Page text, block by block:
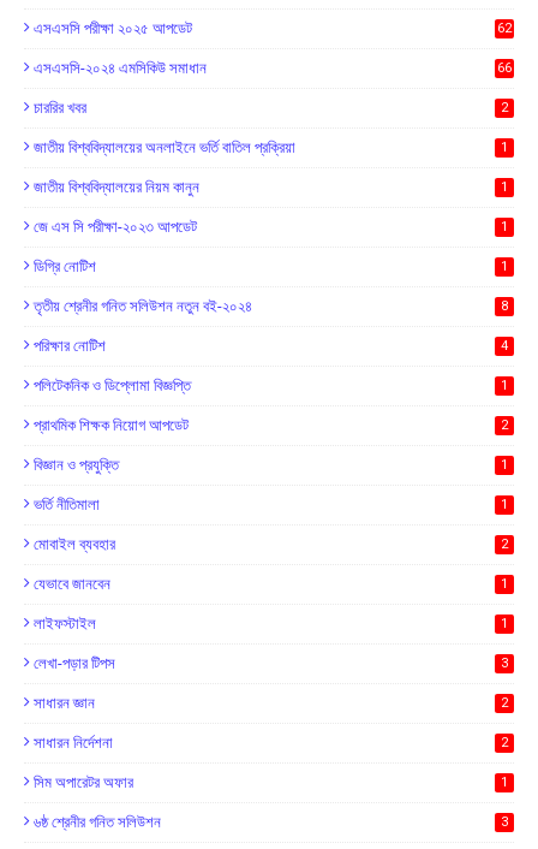
এসএসসি পরীক্ষা ২০২৫ আপডেট 62
এসএসসি-২০২৪ এমসিকিউ সমাধান 66
চাররির খবর 2
জাতীয় বিশ্ববিদ্যালয়ের অনলাইনে ভর্তি বাতিল প্রক্রিয়া 1
জাতীয় বিশ্ববিদ্যালয়ের নিয়ম কানুন 1
জে এস সি পরীক্ষা-২০২৩ আপডেট 1
ডিগ্রি নোটিশ 1
তৃতীয় শ্রেনীর গনিত সলিউশন নতুন বই-২০২৪ 8
পরিক্ষার নোটিশ 4
পলিটেকনিক ও ডিপ্লোমা বিজ্ঞপ্তি 1
প্রাথমিক শিক্ষক নিয়োগ আপডেট 2
বিজ্ঞান ও প্রযুক্তি 1
ভর্তি নীতিমালা 1
মোবাইল ব্যবহার 2
যেভাবে জানবেন 1
লাইফস্টাইল 1
লেখা-পড়ার টিপস 3
সাধারন জ্ঞান 2
সাধারন নির্দেশনা 2
সিম অপারেটর অফার 1
৬ষ্ঠ শ্রেনীর গনিত সলিউশন 3